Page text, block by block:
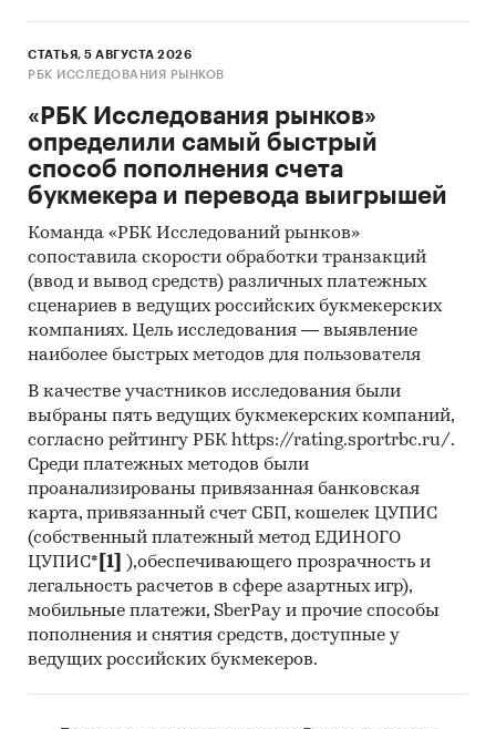
СТАТЬЯ, 5 АВГУСТА 2026
РБК ИССЛЕДОВАНИЯ РЫНКОВ
«РБК Исследования рынков»
определили самый быстрый
способ пополнения счета
букмекера и перевода выигрышей
Команда «РБК Исследований рынков»
сопоставила скорости обработки транзакций
(ввод и вывод средств) различных платежных
сценариев в ведущих российских букмекерских
компаниях. Цель исследования — выявление
наиболее быстрых методов для пользователя
В качестве участников исследования были
выбраны пять ведущих букмекерских компаний,
согласно рейтингу РБК https://rating.sportrbc.ru/.
Среди платежных методов были
проанализированы привязанная банковская
карта, привязанный счет СБП, кошелек ЦУПИС
(собственный платежный метод ЕДИНОГО
ЦУПИС* [1]
),обеспечивающего прозрачность и
легальность расчетов в сфере азартных игр),
мобильные платежи, SberPay и прочие способы
пополнения и снятия средств, доступные у
ведущих российских букмекеров.